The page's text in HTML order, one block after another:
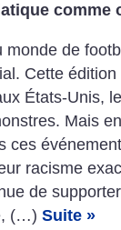
comme
monde de
Cette
États-Unis,
Mais
ces
racisme
de
(…) Suite »